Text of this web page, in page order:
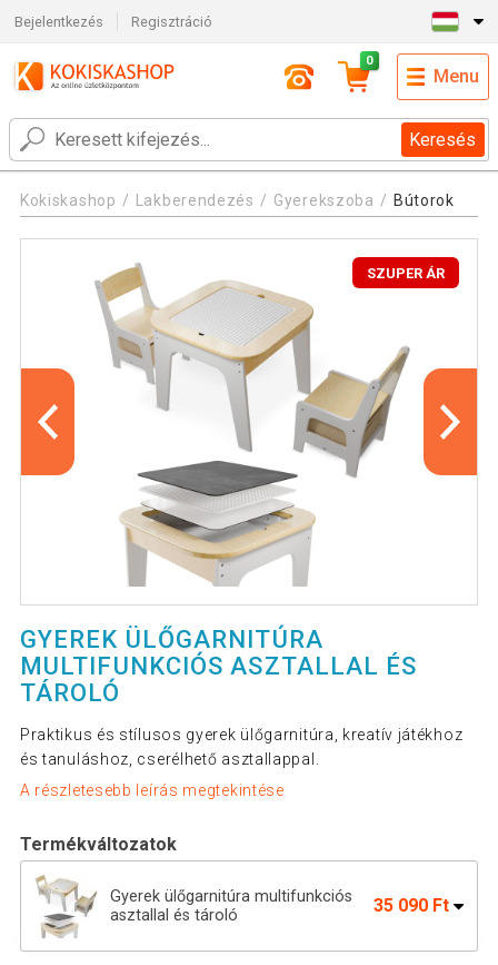
Bejelentkezés Regisztráció
Keresés
0
Menu
Kokiskashop Lakberendezés Gyerekszoba Bútorok
SZUPER ÁR
GYEREK ÜLŐGARNITÚRA
MULTIFUNKCIÓS ASZTALLAL ÉS
TÁROLÓ
Praktikus és stílusos gyerek ülőgarnitúra, kreatív játékhoz
és tanuláshoz, cserélhető asztallappal.
A részletesebb leírás megtekintése
Termékváltozatok
Gyerek ülőgarnitúra multifunkciós
asztallal és tároló
35 090 Ft